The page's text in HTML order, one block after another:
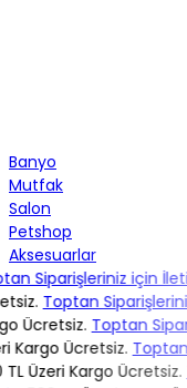
Banyo
Mutfak
Salon
Petshop
Aksesuarlar
Siparişleriniz için
Toptan
Ücretsiz.Toptan
Kargo Ücretsiz.Toptan
Üzeri Kargo Ücretsiz.